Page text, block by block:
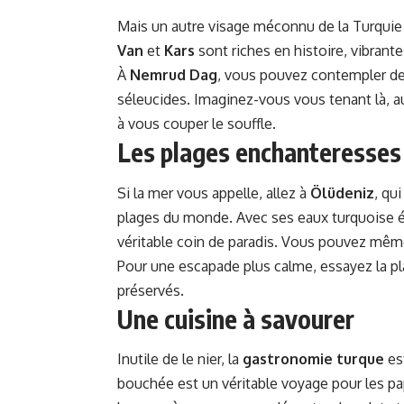
Mais un autre visage méconnu de la
Van et Kars sont riches en histoire,
À Nemrud Dag, vous pouvez contempler
séleucides. Imaginez-vous vous tenant là,
à vous couper le souffle.
Les plages enchanteresses
Si la mer vous appelle, allez à Ölüdeniz,
plages du monde. Avec ses eaux
véritable coin de paradis. Vous pouvez
Pour une escapade plus calme, essayez la
préservés.
Une cuisine à savourer
Inutile de le nier, la gastronomie turque
bouchée est un véritable voyage pour les